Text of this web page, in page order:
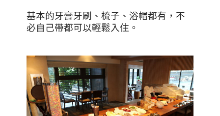
基本的牙膏牙刷、梳子、浴帽都有，不
必自己帶都可以輕鬆入住。